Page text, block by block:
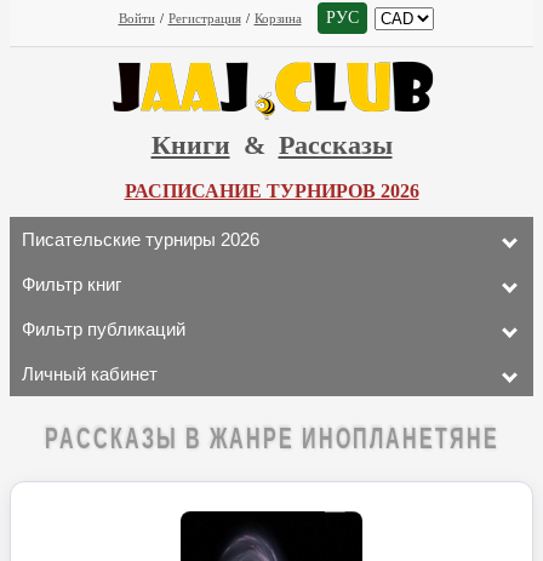
Войти / Регистрация / Корзина РУС
Книги & Рассказы
РАСПИСАНИЕ ТУРНИРОВ 2026
Писательские турниры 2026
Фильтр книг
Фильтр публикаций
Личный кабинет
РАССКАЗЫ В ЖАНРЕ ИНОПЛАНЕТЯНЕ